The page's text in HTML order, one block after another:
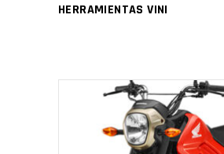
HERRAMIENTAS VINI